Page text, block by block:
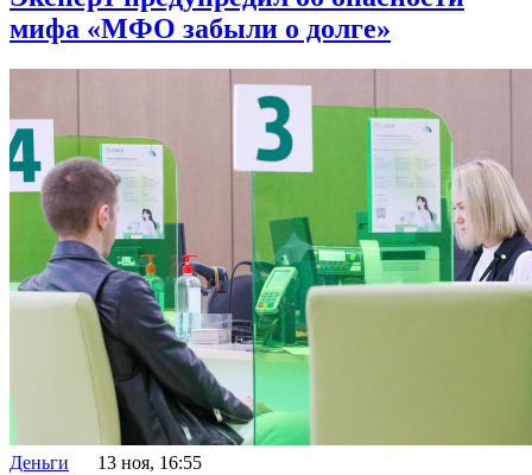
мифа «МФО забыли о долге»
Деньги 13 ноя, 16:55